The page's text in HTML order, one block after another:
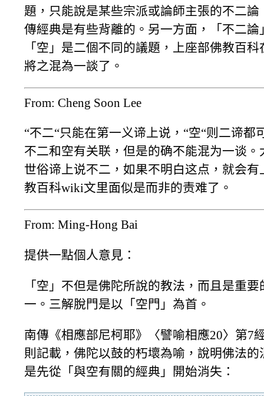
題，只能說是某些宗派或論師主張的不二論
傳經典是有些背離的。另一方面，「不二論
「空」是二個不同的議題，上座部佛教百科
將之混為一談了。
From: Cheng Soon Lee
“不二“只能在第一义谛上说，“空“则二谛都
不二和空有关联，但是的确不能混为一谈。
世俗谛上说不二，如果不明白这点，就会有
教百科wiki文里面似是而非的责难了。
From: Ming-Hong Bai
提供一點個人意見：
「空」不但是佛陀所說的教法，而且是重要
一。三解脫門是以「空門」為首。
南傳《相應部尼柯耶》〈譬喻相應20〉第7
則記載，佛陀以鼓的朽壞為喻，說明佛法的
是先從「與空有關的經典」開始消失：